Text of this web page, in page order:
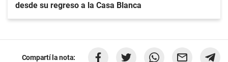
desde su regreso a la Casa Blanca
Compartí la nota: